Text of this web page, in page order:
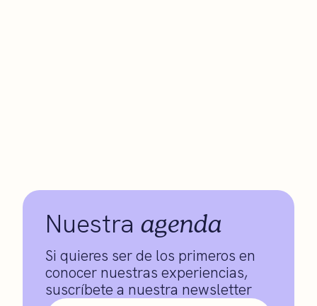
Nuestra agenda
Si quieres ser de los primeros en
conocer nuestras experiencias,
suscríbete a nuestra newsletter